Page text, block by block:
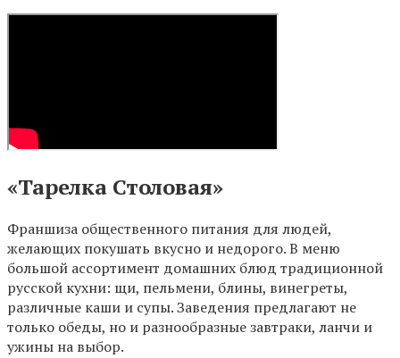
«Тарелка Столовая»
Франшиза общественного питания для людей,
желающих покушать вкусно и недорого. В меню
большой ассортимент домашних блюд традиционной
русской кухни: щи, пельмени, блины, винегреты,
различные каши и супы. Заведения предлагают не
только обеды, но и разнообразные завтраки, ланчи и
ужины на выбор.